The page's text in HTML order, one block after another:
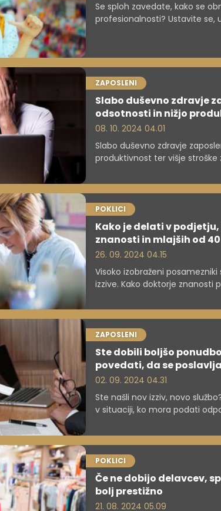
Se sploh zavedate, kako se
profesionalnosti? Ustavite se,
ZAPOSLENI
Slabo duševno zdravje
odsotnosti in nižjo
08. 10. 2024 04.01
Slabo duševno zdravje
produktivnost ter višje stroške
duševnega zdravja. Delo v
duševno in telesno zdravje
POKLICI
Kako je delati v
znanosti in mlajših od
26. 09. 2024 04.15
Visoko izobraženi
izzive. Kako doktorje znanosti
ZAPOSLENI
Ste dobili boljšo
povedati, da se
02. 09. 2024 04.31
Ste našli nov izziv, novo
v situaciji, ko mora podati
POKLICI
Če ne dobijo delavcev,
bolj prestižno
21. 08. 2024 05.09